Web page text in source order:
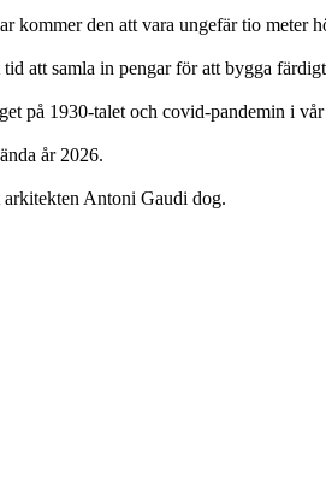
den att vara ungefär tio meter
att samla in pengar för att bygga
på 1930-talet och covid-pandemin i
år 2026.
arkitekten Antoni Gaudi dog.